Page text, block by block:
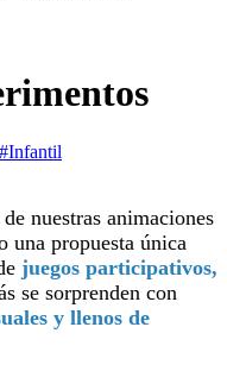
#Infantil
nuestras animaciones
una propuesta única
juegos participativos,
se sorprenden con
y llenos de